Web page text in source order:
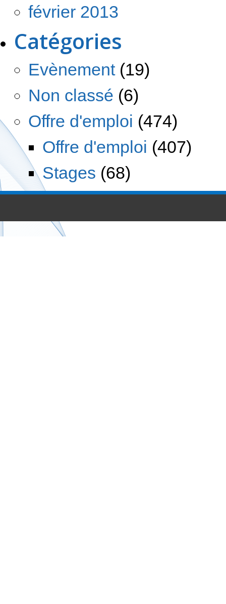
février 2013
Catégories
Evènement(19)
Non classé (6)
Offre d'emploi (474)
Offre d'emploi (407)
Stages (68)